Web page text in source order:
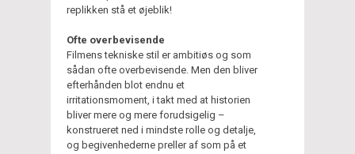
replikken stå et øjeblik!
Ofte overbevisende
Filmens tekniske stil er ambitiøs og som
sådan ofte overbevisende. Men den bliver
efterhånden blot endnu et
irritationsmoment, i takt med at historien
bliver mere og mere forudsigelig –
konstrueret ned i mindste rolle og detalje,
og begivenhederne preller af som på et